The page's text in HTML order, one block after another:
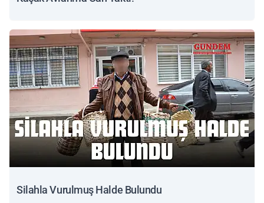
Silahla Vurulmuş Halde Bulundu